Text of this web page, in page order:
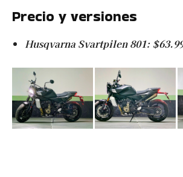
Precio y versiones
Husqvarna Svartpilen 801: